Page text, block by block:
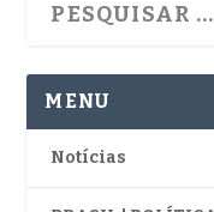
MENU
Notícias